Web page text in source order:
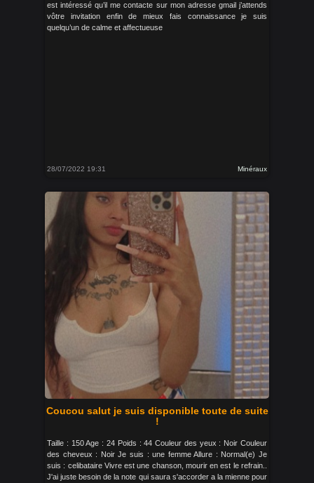
est intéressé qu’il me contacte sur mon adresse gmail j’attends
vôtre invitation enfin de mieux fais connaissance je suis
quelqu’un de calme et affectueuse
28/07/2022 19:31 Minéraux
Coucou salut je suis disponible toute de suite
!
Taille : 150 Age : 24 Poids : 44 Couleur des yeux : Noir Couleur
des cheveux : Noir Je suis : une femme Allure : Normal(e) Je
suis : celibataire Vivre est une chanson, mourir en est le refrain..
J'ai juste besoin de la note qui saura s'accorder a la mienne pour